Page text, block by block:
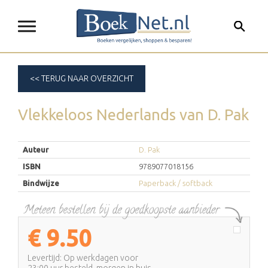
<< TERUG NAAR OVERZICHT
Vlekkeloos Nederlands van D. Pak
Auteur
D. Pak
ISBN
9789077018156
Bindwijze
Paperback / softback
€ 9.50
Levertijd: Op werkdagen voor